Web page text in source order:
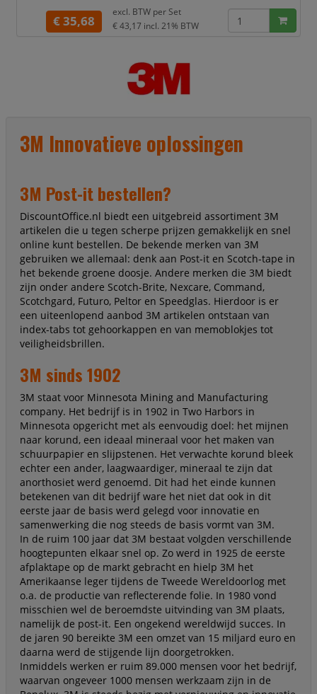
Deze ruitjes zijn te combineren
met diverse 3M Speedglas
De beschermruit is een prima
vervanging voor een versleten,
beschadigde of verouderde
verlengd
Doos à 10 stuks
€ 35,68
excl. BTW per Set
€ 43,17 incl. 21% BTW
3M Innovatieve oplossingen
3M Post-it bestellen?
DiscountOffice.nl biedt een uitgebreid assortiment 3M
artikelen die u tegen scherpe prijzen gemakkelijk en snel
online kunt bestellen. De bekende merken van 3M
gebruiken we allemaal: denk aan Post-it en Scotch-tape in
het bekende groene doosje. Andere merken die 3M biedt
zijn onder andere Scotch-Brite, Nexcare, Command,
Scotchgard, Futuro, Peltor en Speedglas. Hierdoor is er
een uiteenlopend aanbod 3M artikelen ontstaan van
index-tabs tot gehoorkappen en van memoblokjes tot
veiligheidsbrillen.
3M sinds 1902
3M staat voor Minnesota Mining and Manufacturing
company. Het bedrijf is in 1902 in Two Harbors in
Minnesota opgericht met als eenvoudig doel: het mijnen
naar korund, een ideaal mineraal voor het maken van
schuurpapier en slijpstenen. Het verwachte korund bleek
echter een ander, laagwaardiger, mineraal te zijn dat
anorthosiet werd genoemd. Dit had het einde kunnen
betekenen van dit bedrijf ware het niet dat ook in dit
eerste jaar de basis werd gelegd voor innovatie en
samenwerking die nog steeds de basis vormt van 3M.
In de ruim 100 jaar dat 3M bestaat volgden verschillende
hoogtepunten elkaar snel op. Zo werd in 1925 de eerste
afplaktape op de markt gebracht en hielp 3M het
Amerikaanse leger tijdens de Tweede Wereldoorlog met
o.a. de productie van reflecterende folie. In 1980 vond
misschien wel de beroemdste uitvinding van 3M plaats,
namelijk de post-it. Een ongekend wereldwijd succes. In
de jaren 90 bereikte 3M een omzet van 15 miljard euro en
daarna werd de stijgende lijn doorgetrokken.
Inmiddels werken er ruim 89.000 mensen voor het bedrijf,
waarvan ongeveer 1000 mensen werkzaam zijn in de